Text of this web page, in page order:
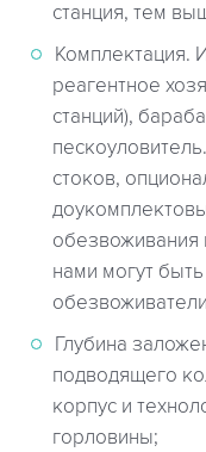
станция, тем
Комплектация.
реагентное
станций),
стоков,
обезвоживания
нами могут
Глубина
подводящего
корпус и
горловины;